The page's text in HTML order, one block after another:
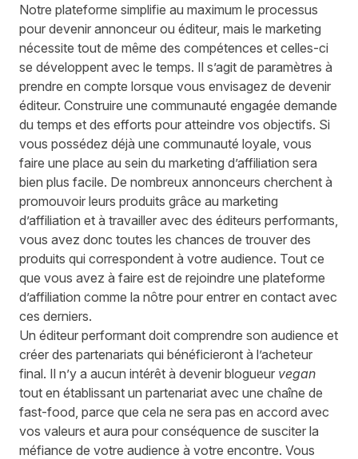
Notre plateforme simplifie au maximum le processus
pour devenir annonceur ou éditeur, mais le marketing
nécessite tout de même des compétences et celles-ci
se développent avec le temps. Il s’agit de paramètres à
prendre en compte lorsque vous envisagez de devenir
éditeur. Construire une communauté engagée demande
du temps et des efforts pour atteindre vos objectifs. Si
vous possédez déjà une communauté loyale, vous
faire une place au sein du marketing d’affiliation sera
bien plus facile. De nombreux annonceurs cherchent à
promouvoir leurs produits grâce au marketing
d’affiliation et à travailler avec des éditeurs performants,
vous avez donc toutes les chances de trouver des
produits qui correspondent à votre audience. Tout ce
que vous avez à faire est de rejoindre une plateforme
d’affiliation comme la nôtre pour entrer en contact avec
ces derniers.
Un éditeur performant doit comprendre son audience et
créer des partenariats qui bénéficieront à l’acheteur
final. Il n’y a aucun intérêt à devenir blogueur vegan
tout en établissant un partenariat avec une chaîne de
fast-food, parce que cela ne sera pas en accord avec
vos valeurs et aura pour conséquence de susciter la
méfiance de votre audience à votre encontre. Vous